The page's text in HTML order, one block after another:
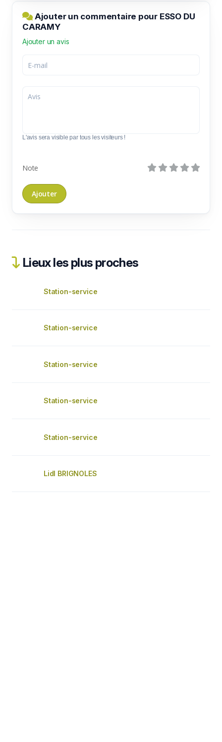
Ajouter un commentaire pour ESSO DU
CARAMY
Ajouter un avis
L'avis sera visible par tous les visiteurs !
Note
Lieux les plus proches
Station-service
Station-service
Station-service
Station-service
Station-service
Lidl BRIGNOLES